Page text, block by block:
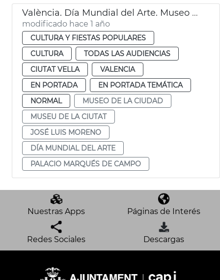
València. Día Mundial del Arte. Museo de la Ciudad
modificado hace 1 año
CULTURA Y FIESTAS POPULARES
CULTURA
TODAS LAS AUDIENCIAS
CIUTAT VELLA
VALENCIA
EN PORTADA
EN PORTADA TEMÁTICA
NORMAL
MUSEO DE LA CIUDAD
MUSEU DE LA CIUTAT
JOSÉ LUIS MORENO
DÍA MUNDIAL DEL ARTE
PALACIO MARQUÉS DE CAMPO
Nuestras Apps Páginas de Interés
Redes Sociales Descargas